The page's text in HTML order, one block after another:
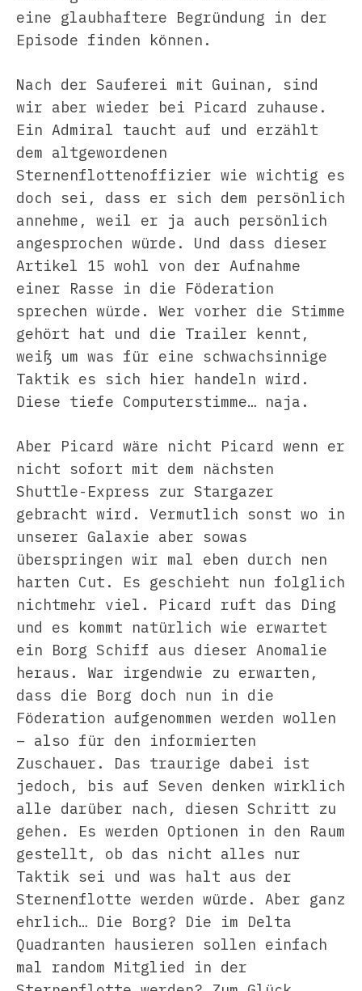
eine glaubhaftere Begründung in der
Episode finden können.
Nach der Sauferei mit Guinan, sind
wir aber wieder bei Picard zuhause.
Ein Admiral taucht auf und erzählt
dem altgewordenen
Sternenflottenoffizier wie wichtig es
doch sei, dass er sich dem persönlich
annehme, weil er ja auch persönlich
angesprochen würde. Und dass dieser
Artikel 15 wohl von der Aufnahme
einer Rasse in die Föderation
sprechen würde. Wer vorher die Stimme
gehört hat und die Trailer kennt,
weiß um was für eine schwachsinnige
Taktik es sich hier handeln wird.
Diese tiefe Computerstimme… naja.
Aber Picard wäre nicht Picard wenn er
nicht sofort mit dem nächsten
Shuttle-Express zur Stargazer
gebracht wird. Vermutlich sonst wo in
unserer Galaxie aber sowas
überspringen wir mal eben durch nen
harten Cut. Es geschieht nun folglich
nichtmehr viel. Picard ruft das Ding
und es kommt natürlich wie erwartet
ein Borg Schiff aus dieser Anomalie
heraus. War irgendwie zu erwarten,
dass die Borg doch nun in die
Föderation aufgenommen werden wollen
– also für den informierten
Zuschauer. Das traurige dabei ist
jedoch, bis auf Seven denken wirklich
alle darüber nach, diesen Schritt zu
gehen. Es werden Optionen in den Raum
gestellt, ob das nicht alles nur
Taktik sei und was halt aus der
Sternenflotte werden würde. Aber ganz
ehrlich… Die Borg? Die im Delta
Quadranten hausieren sollen einfach
mal random Mitglied in der